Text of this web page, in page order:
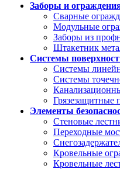
Заборы и
Сварные
Модульные
Заборы из
Штакетник
Системы
Системы
Системы
Грязезащитные
Элементы
Стеновые
Переходные
Кровельные
Кровельные